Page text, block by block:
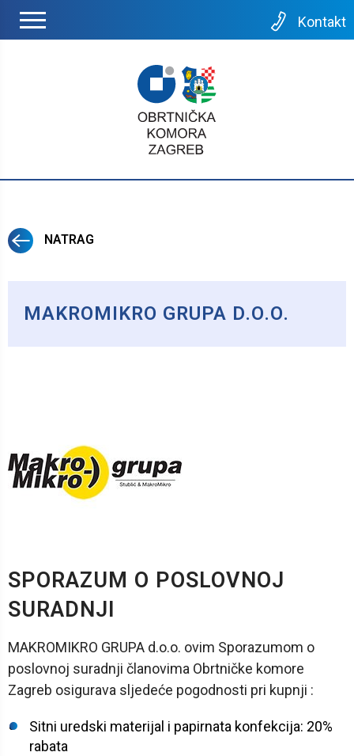
Kontakt
NATRAG
MAKROMIKRO GRUPA D.O.O.
SPORAZUM O POSLOVNOJ
SURADNJI
MAKROMIKRO GRUPA d.o.o. ovim Sporazumom o
poslovnoj suradnji članovima Obrtničke komore
Zagreb osigurava sljedeće pogodnosti pri kupnji :
Sitni uredski materijal i papirnata konfekcija: 20%
rabata